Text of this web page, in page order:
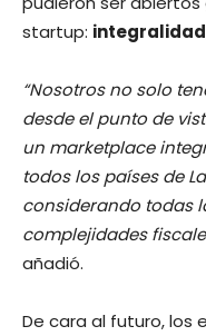
startup:
“Nosotros no solo
desde el punto de
un marketplace
todos los países de
considerando todas
complejidades
añadió.
De cara al futuro, los